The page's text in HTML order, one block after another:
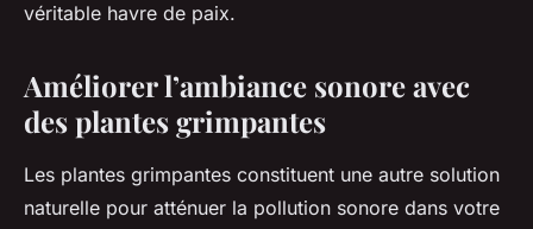
véritable havre de paix.
Améliorer l’ambiance sonore avec
des plantes grimpantes
Les plantes grimpantes constituent une autre solution
naturelle pour atténuer la pollution sonore dans votre